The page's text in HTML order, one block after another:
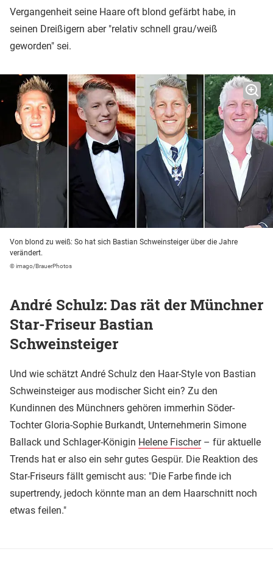
Vergangenheit seine Haare oft blond gefärbt habe, in
seinen Dreißigern aber "relativ schnell grau/weiß
geworden" sei.
Von blond zu weiß: So hat sich Bastian Schweinsteiger über die Jahre
verändert.
© imago/BrauerPhotos
André Schulz: Das rät der Münchner
Star-Friseur Bastian
Schweinsteiger
Und wie schätzt André Schulz den Haar-Style von Bastian
Schweinsteiger aus modischer Sicht ein? Zu den
Kundinnen des Münchners gehören immerhin Söder-
Tochter Gloria-Sophie Burkandt, Unternehmerin Simone
Ballack und Schlager-Königin Helene Fischer– für aktuelle
Trends hat er also ein sehr gutes Gespür. Die Reaktion des
Star-Friseurs fällt gemischt aus: "Die Farbe finde ich
supertrendy, jedoch könnte man an dem Haarschnitt noch
etwas feilen."